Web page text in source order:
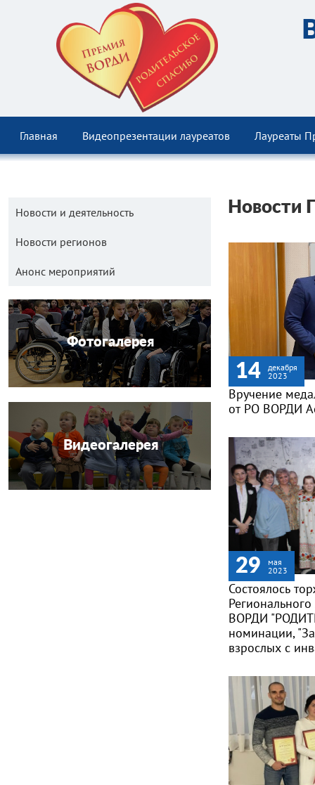
Главная Видеопрезентации лауреатов Лауреаты
Новости
Новости и деятельность
Новости регионов
Анонс мероприятий
Фотогалерея
Видеогалерея
14
декабря
2023
Вручение
от РО ВОРДИ
29
мая
2023
Состоялось
ВОРДИ
номинации,
взрослых с